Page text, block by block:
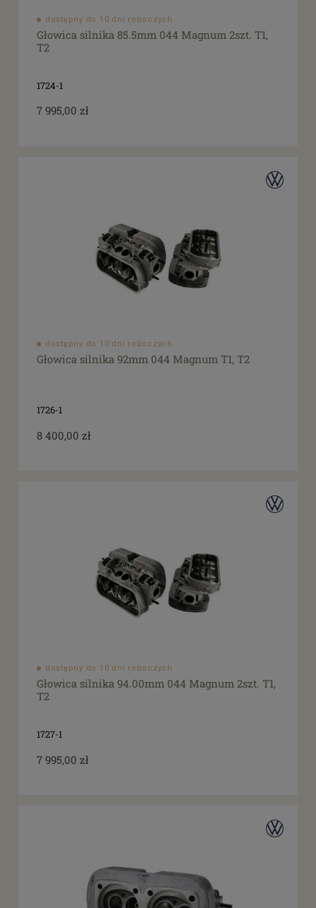
dostępny do 10 dni roboczych
Głowica silnika 85.5mm 044 Magnum 2szt. T1,
T2
1724-1
7 995,00 zł
dostępny do 10 dni roboczych
Głowica silnika 92mm 044 Magnum T1, T2
1726-1
8 400,00 zł
dostępny do 10 dni roboczych
Głowica silnika 94.00mm 044 Magnum 2szt. T1,
T2
1727-1
7 995,00 zł